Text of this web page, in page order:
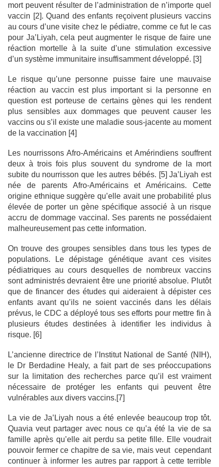
mort peuvent résulter de l’administration de n’importe quel
vaccin [2]. Quand des enfants reçoivent plusieurs vaccins
au cours d’une visite chez le pédiatre, comme ce fut le cas
pour Ja’Liyah, cela peut augmenter le risque de faire une
réaction mortelle à la suite d’une stimulation excessive
d’un système immunitaire insuffisamment développé. [3]
Le risque qu’une personne puisse faire une mauvaise
réaction au vaccin est plus important si la personne en
question est porteuse de certains gènes qui les rendent
plus sensibles aux dommages que peuvent causer les
vaccins ou s’il existe une maladie sous-jacente au moment
de la vaccination [4]
Les nourrissons Afro-Américains et Amérindiens souffrent
deux à trois fois plus souvent du syndrome de la mort
subite du nourrisson que les autres bébés. [5] Ja’Liyah est
née de parents Afro-Américains et Américains. Cette
origine ethnique suggère qu’elle avait une probabilité plus
élevée de porter un gène spécifique associé à un risque
accru de dommage vaccinal. Ses parents ne possédaient
malheureusement pas cette information.
On trouve des groupes sensibles dans tous les types de
populations. Le dépistage génétique avant ces visites
pédiatriques au cours desquelles de nombreux vaccins
sont administrés devraient être une priorité absolue. Plutôt
que de financer des études qui aideraient à dépister ces
enfants avant qu’ils ne soient vaccinés dans les délais
prévus, le CDC a déployé tous ses efforts pour mettre fin à
plusieurs études destinées à identifier les individus à
risque. [6]
L’ancienne directrice de l’Institut National de Santé (NIH),
le Dr Berdadine Healy, a fait part de ses préoccupations
sur la limitation des recherches parce qu’il est vraiment
nécessaire de protéger les enfants qui peuvent être
vulnérables aux divers vaccins.[7]
La vie de Ja’Liyah nous a été enlevée beaucoup trop tôt.
Quavia veut partager avec nous ce qu’a été la vie de sa
famille après qu’elle ait perdu sa petite fille. Elle voudrait
pouvoir fermer ce chapitre de sa vie, mais veut cependant
continuer à informer les autres par rapport à cette terrible